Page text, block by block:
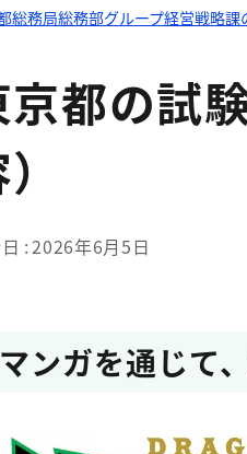
総務局総務部グループ経営戦略課
京都の試
2026年6月5日
マンガを通じて